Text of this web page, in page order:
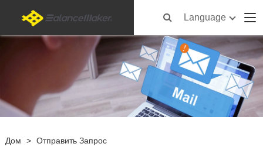
Language
Дом > Отправить Запрос